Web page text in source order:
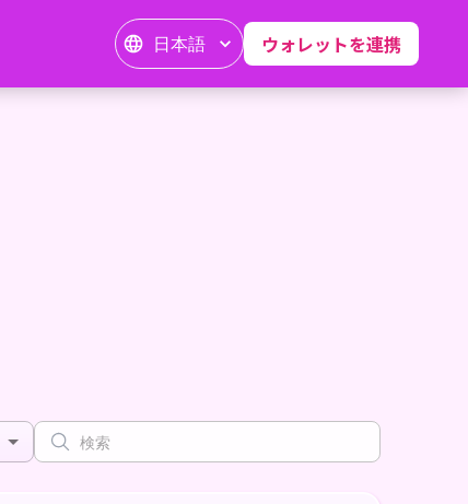
日本語 ウォレットを連携